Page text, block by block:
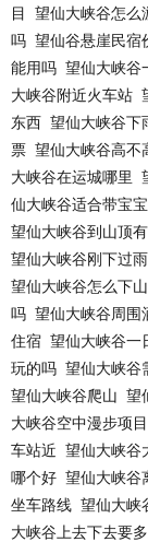
目
望仙大峡谷怎么
吗 望仙谷悬崖民宿
能用吗 望仙大峡谷
大峡谷附近火车站
东西 望仙大峡谷下
票 望仙大峡谷高不
大峡谷在运城哪里
仙大峡谷适合带宝
望仙大峡谷到山顶
望仙大峡谷刚下过
望仙大峡谷怎么下山
吗 望仙大峡谷周围
住宿 望仙大峡谷一
玩的吗 望仙大峡谷
望仙大峡谷爬山 望
大峡谷空中漫步项目
车站近 望仙大峡谷
哪个好 望仙大峡谷
坐车路线 望仙大峡
大峡谷上去下去要多